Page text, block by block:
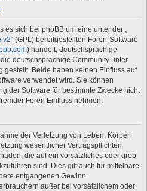
es sich bei phpBB um eine unter der „
v2“ (GPL) bereitgestellten Foren-Software
) handelt; deutschsprachige
deutschsprachige Community unter
gestellt. Beide haben keinen Einfluss auf
verwendet wird. Sie können
der Software für bestimmte Zwecke nicht
Foren Einfluss nehmen.
der Verletzung von Leben, Körper
wesentlicher Vertragspflichten
die auf ein vorsätzliches oder grob
sind. Dies gilt auch für mittelbare
entgangenen Gewinn.
außer bei vorsätzlichem oder